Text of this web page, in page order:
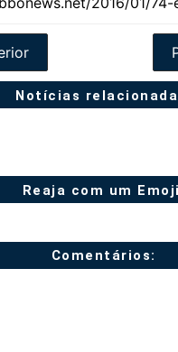
Notícias
Reaja com um
Comentários: